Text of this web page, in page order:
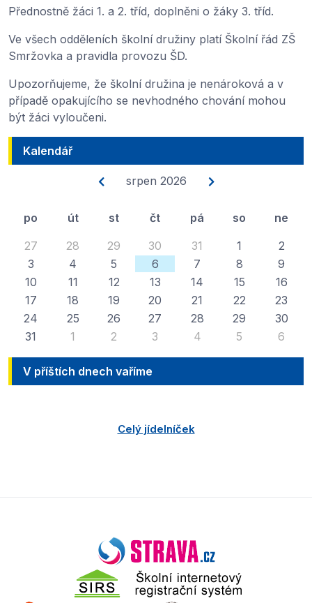
Přednostně žáci 1. a 2. tříd, doplněni o žáky 3. tříd.
Ve všech odděleních školní družiny platí Školní řád ZŠ
Smržovka a pravidla provozu ŠD.
Upozorňujeme, že školní družina je nenároková a v
případě opakujícího se nevhodného chování mohou
být žáci vyloučeni.
Kalendář
srpen 2026
po út st čt pá so
ne
27
28 29 30 31 1
2
3
4 5 6 7 8
9
10
11 12 13 14 15
16
17
18 19 20 21 22
23
24
25 26 27 28 29
30
31
1 2 3 4 5 6
V příštích dnech vaříme
Celý jídelníček